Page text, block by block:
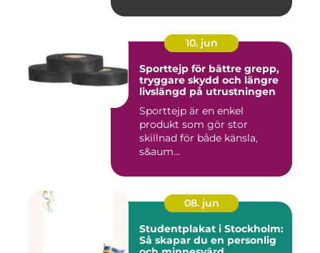
10. jun
Sporttejp för bättre grepp,
tryggare skydd och längre
livslängd på utrustningen
Sporttejp är en enkel
produkt som gör stor
skillnad för både känsla,
s&aum...
08. jun
Studentplakat i Stockholm:
Så skapar du en personlig